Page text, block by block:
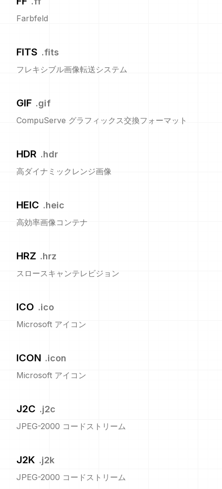
Farbfeld
FITS .fits
フレキシブル画像転送システム
GIF .gif
CompuServe グラフィックス交換フォーマット
HDR .hdr
高ダイナミックレンジ画像
HEIC .heic
高効率画像コンテナ
HRZ .hrz
スロースキャンテレビジョン
ICO .ico
Microsoft アイコン
ICON .icon
Microsoft アイコン
J2C .j2c
JPEG-2000 コードストリーム
J2K .j2k
JPEG-2000 コードストリーム